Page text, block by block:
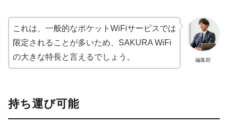
編集部
これは、一般的なポケットWiFiサービスでは
限定されることが多いため、SAKURA WiFi
の大きな特長と言えるでしょう。
持ち運び可能